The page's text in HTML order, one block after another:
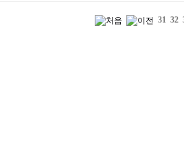
31 32